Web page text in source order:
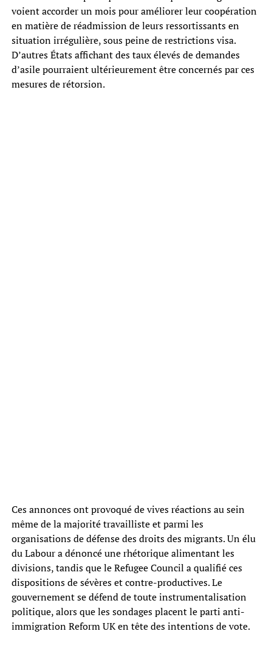
voient accorder un mois pour améliorer leur coopération
en matière de réadmission de leurs ressortissants en
situation irrégulière, sous peine de restrictions visa.
D’autres États affichant des taux élevés de demandes
d’asile pourraient ultérieurement être concernés par ces
mesures de rétorsion.
Ces annonces ont provoqué de vives réactions au sein
même de la majorité travailliste et parmi les
organisations de défense des droits des migrants. Un élu
du Labour a dénoncé une rhétorique alimentant les
divisions, tandis que le Refugee Council a qualifié ces
dispositions de sévères et contre-productives. Le
gouvernement se défend de toute instrumentalisation
politique, alors que les sondages placent le parti anti-
immigration Reform UK en tête des intentions de vote.